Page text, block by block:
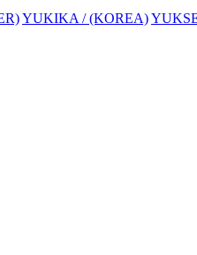
YUKIKA / (KOREA)